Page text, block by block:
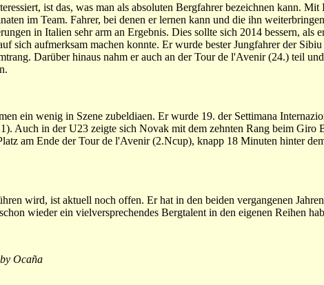
ist das, was man als absoluten Bergfahrer bezeichnen kann.
im Team. Fahrer, bei denen er lernen kann und die ihn
in Italien sehr arm an Ergebnis. Dies sollte sich 2014 bessern, als
sich aufmerksam machen konnte. Er wurde bester Jungfahrer der
Darüber hinaus nahm er auch an der Tour de l'Avenir (24.) teil
ein wenig in Szene zubeldiaen. Er wurde 19. der Settimana
Auch in der U23 zeigte sich Novak mit dem zehnten Rang beim Giro
am Ende der Tour de l'Avenir (2.Ncup), knapp 18 Minuten hinter
wird, ist aktuell noch offen. Er hat in den beiden vergangenen
wieder ein vielversprechendes Bergtalent in den eigenen Reihen
Ocaña